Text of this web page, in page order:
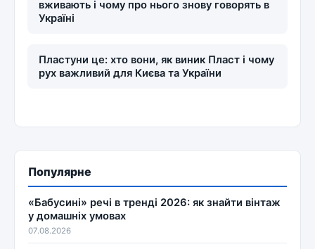
вживають і чому про нього знову говорять в
Україні
Пластуни це: хто вони, як виник Пласт і чому
рух важливий для Києва та України
Популярне
«Бабусині» речі в тренді 2026: як знайти вінтаж
у домашніх умовах
07.08.2026